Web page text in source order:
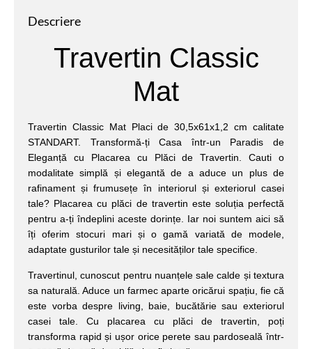
Descriere
Travertin Classic
Mat
Travertin Classic Mat Placi de 30,5x61x1,2 cm calitate
STANDART. Transformă-ți Casa într-un Paradis de
Eleganță cu Placarea cu Plăci de Travertin. Cauti o
modalitate simplă și elegantă de a aduce un plus de
rafinament și frumusețe în interiorul și exteriorul casei
tale? Placarea cu plăci de travertin este soluția perfectă
pentru a-ți îndeplini aceste dorințe. Iar noi suntem aici să
îți oferim stocuri mari și o gamă variată de modele,
adaptate gusturilor tale și necesităților tale specifice.
Travertinul, cunoscut pentru nuanțele sale calde și textura
sa naturală. Aduce un farmec aparte oricărui spațiu, fie că
este vorba despre living, baie, bucătărie sau exteriorul
casei tale. Cu placarea cu plăci de travertin, poți
transforma rapid și ușor orice perete sau pardoseală într-